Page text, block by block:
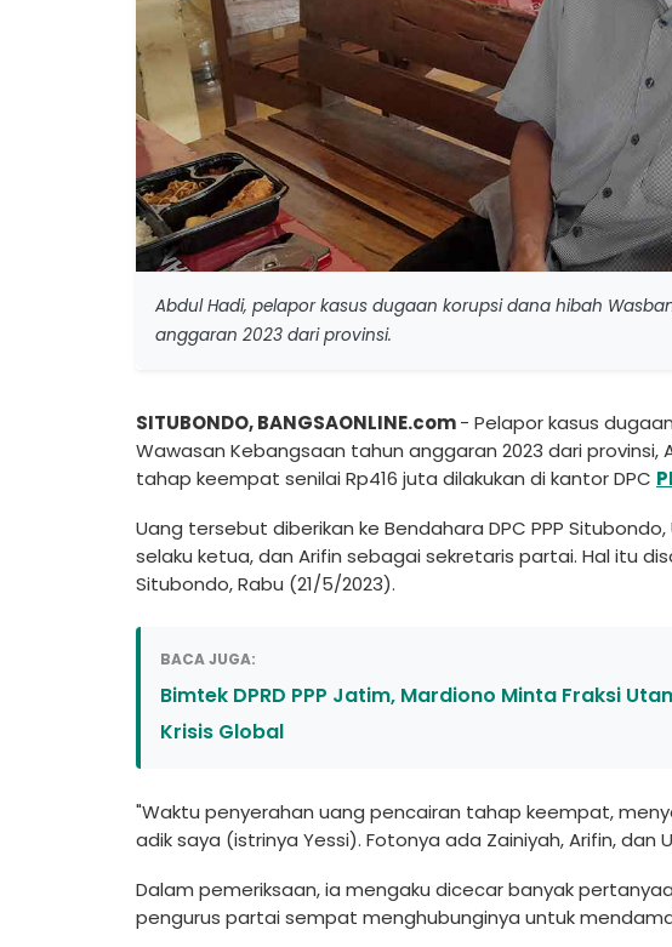
Abdul Hadi, pelapor kasus dugaan korupsi dana hibah
anggaran 2023 dari provinsi.
SITUBONDO, BANGSAONLINE.com- Pelapor kasus
Wawasan Kebangsaan tahun anggaran 2023 dari
tahap keempat senilai Rp416 juta dilakukan di kantor DPC
Uang tersebut diberikan ke Bendahara DPC PPP
selaku ketua, dan Arifin sebagai sekretaris partai. Hal itu
Situbondo, Rabu (21/5/2023).
BACA JUGA:
Bimtek DPRD PPP Jatim, Mardiono Minta Fraksi
Krisis Global
"Waktu penyerahan uang pencairan tahap keempat,
adik saya (istrinya Yessi). Fotonya ada Zainiyah, Arifin, dan
Dalam pemeriksaan, ia mengaku dicecar banyak
pengurus partai sempat menghubunginya untuk